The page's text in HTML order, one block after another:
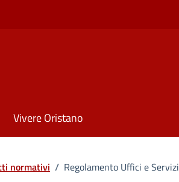
Vivere Oristano
normativi / Regolamento Uffici e Servizi